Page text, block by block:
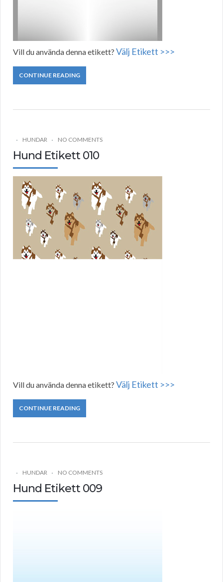
Vill du använda denna etikett? Välj Etikett >>>
CONTINUE READING
HUNDAR NO COMMENTS
Hund Etikett 010
Vill du använda denna etikett? Välj Etikett >>>
CONTINUE READING
HUNDAR NO COMMENTS
Hund Etikett 009